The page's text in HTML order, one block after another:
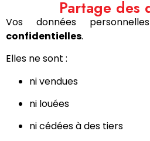
Partage des
Vos données
confidentielles.
Elles ne sont :
ni vendues
ni louées
ni cédées à des tiers